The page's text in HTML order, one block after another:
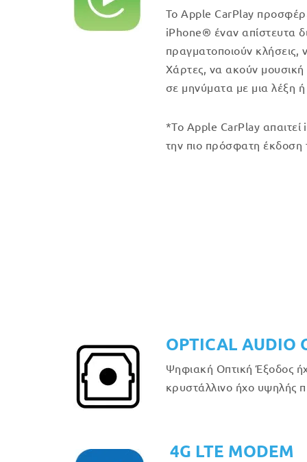
Το Apple CarPlay
iPhone® έναν απίστευτα
πραγματοποιούν κλήσεις,
Χάρτες, να ακούν
σε μηνύματα με μια λέξη
*Το Apple CarPlay
την πιο πρόσφατη έκδοση
OPTICAL AUDIO
Ψηφιακή Οπτική Έξοδος
κρυστάλλινο ήχο υψηλής
4G LTE MODEM